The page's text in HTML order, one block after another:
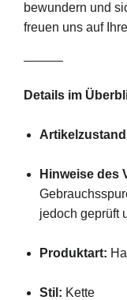
bewundern und
freuen uns auf
Details im
Hinweise des
jedoch geprüft
Produktart:
Stil: Kette